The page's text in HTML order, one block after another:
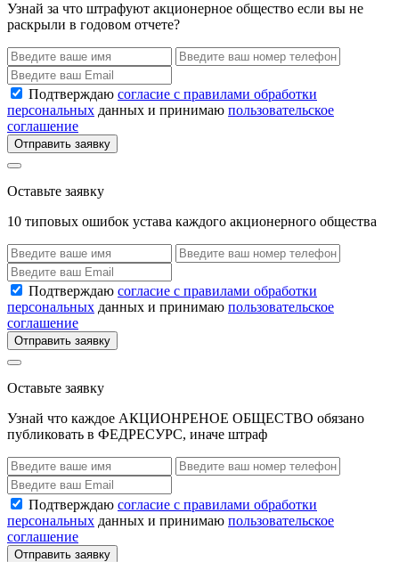
Узнай за что штрафуют акционерное общество если вы не
раскрыли в годовом отчете?
Подтверждаю согласие с правилами обработки
персональных данных и принимаю пользовательское
соглашение
Отправить заявку
Оставьте заявку
10 типовых ошибок устава каждого акционерного общества
Подтверждаю согласие с правилами обработки
персональных данных и принимаю пользовательское
соглашение
Отправить заявку
Оставьте заявку
Узнай что каждое АКЦИОНРЕНОЕ ОБЩЕСТВО обязано
публиковать в ФЕДРЕСУРС, иначе штраф
Подтверждаю согласие с правилами обработки
персональных данных и принимаю пользовательское
соглашение
Отправить заявку